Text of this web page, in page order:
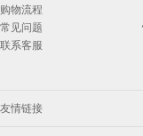
5.宫颐府粽子礼盒—粽情端
6.宫颐府粽子礼盒—端午佳节
8.宫颐府粽子礼盒—粽情江南
购物流程
常见问题
联系客服
友情链接